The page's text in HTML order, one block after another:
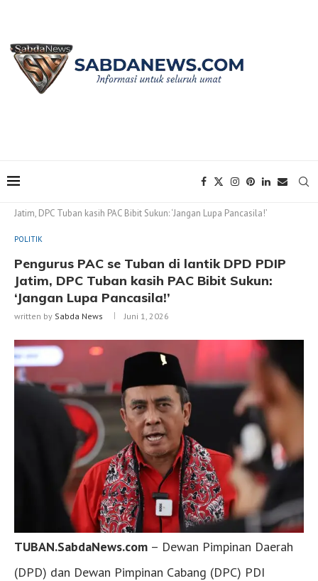
Jatim, DPC Tuban kasih PAC Bibit Sukun: ‘Jangan Lupa Pancasila!’
POLITIK
Pengurus PAC se Tuban di lantik DPD PDIP
Jatim, DPC Tuban kasih PAC Bibit Sukun:
‘Jangan Lupa Pancasila!’
written by Sabda News Juni 1, 2026
TUBAN.SabdaNews.com – Dewan Pimpinan Daerah
(DPD) dan Dewan Pimpinan Cabang (DPC) PDI